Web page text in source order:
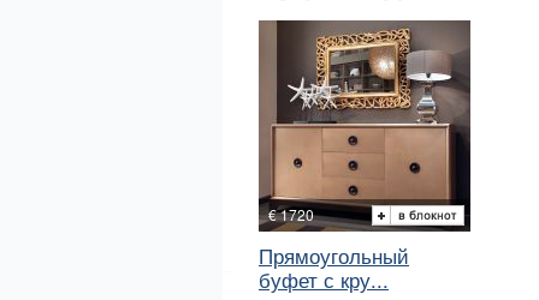
€ 1720
Прямоугольный
буфет с кру...